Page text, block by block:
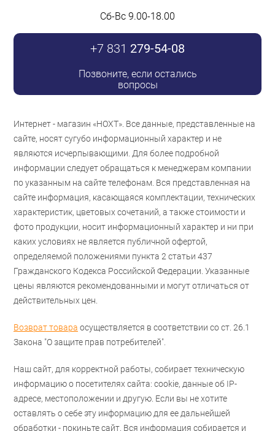
Сб-Вс 9.00-18.00
+7 831 279-54-08
Позвоните, если остались
вопросы
Интернет - магазин «НОХТ». Все данные, представленные на
сайте, носят сугубо информационный характер и не
являются исчерпывающими. Для более подробной
информации следует обращаться к менеджерам компании
по указанным на сайте телефонам. Вся представленная на
сайте информация, касающаяся комплектации, технических
характеристик, цветовых сочетаний, а также стоимости и
фото продукции, носит информационный характер и ни при
каких условиях не является публичной офертой,
определяемой положениями пункта 2 статьи 437
Гражданского Кодекса Российской Федерации. Указанные
цены являются рекомендованными и могут отличаться от
действительных цен.
Возврат товара осуществляется в соответствии со ст. 26.1
Закона "О защите прав потребителей".
Наш сайт, для корректной работы, собирает техническую
информацию о посетителях сайта: cookie, данные об IP-
адресе, местоположении и другую. Если вы не хотите
оставлять о себе эту информацию для ее дальнейшей
обработки - покиньте сайт. Вся информация собирается и